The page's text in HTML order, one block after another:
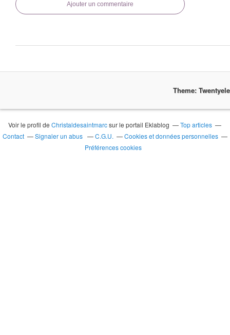
Ajouter un commentaire
Theme:
Voir le profil deChristaldesaintmarcsur le portail Eklablog
Top articles
Contact
Signaler un abus C.G.U.
Cookies et données personnelles
Préférences cookies